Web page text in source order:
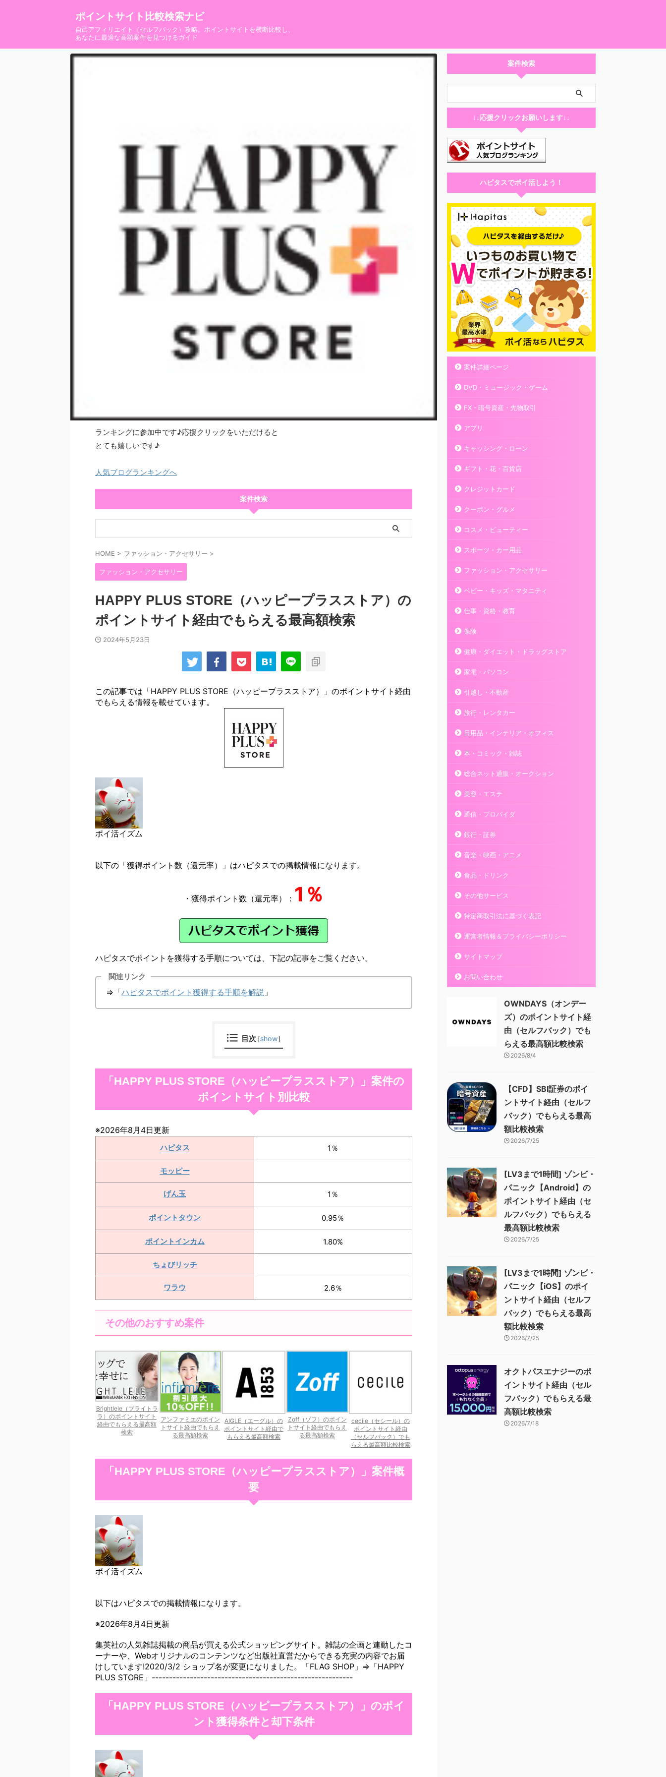
ポイントサイト比較検索ナビ
自己アフィリエイト（セルフバック）攻略。ポイントサイトを横断比較し、
あなたに最適な高額案件を見つけるガイド
ランキングに参加中です♪応援クリックをいただけると
とても嬉しいです♪
人気ブログランキングへ
案件検索
HOME > ファッション・アクセサリー >
ファッション・アクセサリー
HAPPY PLUS STORE（ハッピープラスストア）の
ポイントサイト経由でもらえる最高額検索
2024年5月23日
この記事では「HAPPY PLUS STORE（ハッピープラスストア）」のポイントサイト経由
でもらえる情報を載せています。
ポイ活イズム
以下の「獲得ポイント数（還元率）」はハピタスでの掲載情報になります。
・獲得ポイント数（還元率）： 1％
ハピタスでポイントを獲得する手順については、下記の記事をご覧ください。
関連リンク
⇒「ハピタスでポイント獲得する手順を解説 」
目次 [show]
「HAPPY PLUS STORE（ハッピープラスストア）」案件の
ポイントサイト別比較
※2026年8月4日更新
ハピタス 1％
モッピー
げん玉 1％
ポイントタウン 0.95％
ポイントインカム 1.80%
ちょびリッチ
ワラウ 2.6％
その他のおすすめ案件
Brightlele（ブライトラ
ラ）のポイントサイト
経由でもらえる最高額
検索
アンファミエのポイン
トサイト経由でもらえ
る最高額検索
AIGLE（エーグル）の
ポイントサイト経由で
もらえる最高額検索
Zoff（ゾフ）のポイン
トサイト経由でもらえ
る最高額検索
cecile（セシール）の
ポイントサイト経由
（セルフバック）でも
らえる最高額比較検索
「HAPPY PLUS STORE（ハッピープラスストア）」案件概
要
ポイ活イズム
以下はハピタスでの掲載情報になります。
※2026年8月4日更新
集英社の人気雑誌掲載の商品が買える公式ショッピングサイト。雑誌の企画と連動したコ
ーナーや、Webオリジナルのコンテンツなど出版社直営だからできる充実の内容でお届
けしています!2020/3/2 ショップ名が変更になりました。「FLAG SHOP」⇒「HAPPY
PLUS STORE」----------------------------------------------------------
「HAPPY PLUS STORE（ハッピープラスストア）」のポイ
ント獲得条件と却下条件
案件検索
↓↓応援クリックお願いします↓↓
ハピタスでポイ活しよう！
案件詳細ページ
DVD・ミュージック・ゲーム
FX・暗号資産・先物取引
アプリ
キャッシング・ローン
ギフト・花・百貨店
クレジットカード
クーポン・グルメ
コスメ・ビューティー
スポーツ・カー用品
ファッション・アクセサリー
ベビー・キッズ・マタニティ
仕事・資格・教育
保険
健康・ダイエット・ドラッグストア
家電・パソコン
引越し・不動産
旅行・レンタカー
日用品・インテリア・オフィス
本・コミック・雑誌
総合ネット通販・オークション
美容・エステ
通信・プロバイダ
銀行・証券
音楽・映画・アニメ
食品・ドリンク
その他サービス
特定商取引法に基づく表記
運営者情報＆プライバシーポリシー
サイトマップ
お問い合わせ
OWNDAYS（オンデー
ズ）のポイントサイト経
由（セルフバック）でも
らえる最高額比較検索
2026/8/4
【CFD】SBI証券のポイ
ントサイト経由（セルフ
バック）でもらえる最高
額比較検索
2026/7/25
[LV3まで1時間] ゾンビ・
パニック【Android】の
ポイントサイト経由（セ
ルフバック）でもらえる
最高額比較検索
2026/7/25
[LV3まで1時間] ゾンビ・
パニック【iOS】のポイ
ントサイト経由（セルフ
バック）でもらえる最高
額比較検索
2026/7/25
オクトパスエナジーのポ
イントサイト経由（セル
フバック）でもらえる最
高額比較検索
2026/7/18